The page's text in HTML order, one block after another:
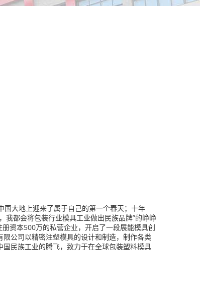
国大地上迎来了属于自己的第一个春天；十年
我都会将包装行业模具工业做出民族品牌”的峥峥
资本500万的私营企业，开启了一段展能模具创
公司以精密注塑模具的设计和制造，制作各类
民族工业的腾飞，致力于在全球包装塑料模具